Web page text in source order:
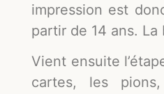
impression est
partir de 14 ans.
Vient ensuite
cartes, les